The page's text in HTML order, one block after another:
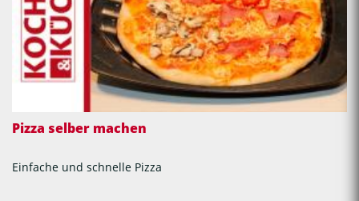
Pizza selber machen
Einfache und schnelle Pizza